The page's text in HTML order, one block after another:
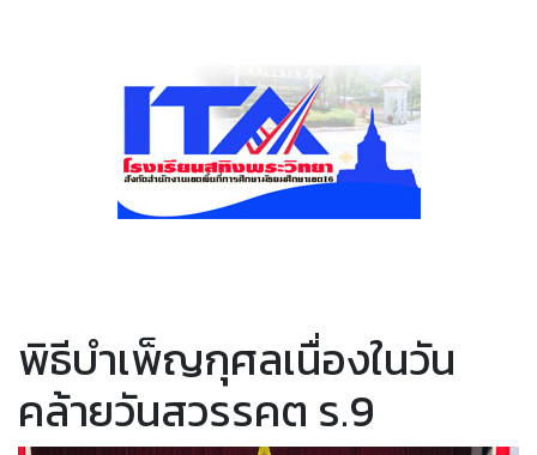
พิธีบำเพ็ญกุศลเนื่องในวัน
คล้ายวันสวรรคต ร.9